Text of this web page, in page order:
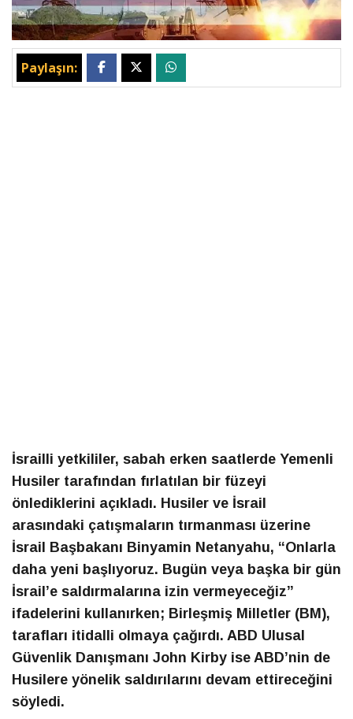
Paylaşın:
İsrailli yetkililer, sabah erken saatlerde Yemenli
Husiler tarafından fırlatılan bir füzeyi
önlediklerini açıkladı. Husiler ve İsrail
arasındaki çatışmaların tırmanması üzerine
İsrail Başbakanı Binyamin Netanyahu, “Onlarla
daha yeni başlıyoruz. Bugün veya başka bir gün
İsrail’e saldırmalarına izin vermeyeceğiz”
ifadelerini kullanırken; Birleşmiş Milletler (BM),
tarafları itidalli olmaya çağırdı. ABD Ulusal
Güvenlik Danışmanı John Kirby ise ABD’nin de
Husilere yönelik saldırılarını devam ettireceğini
söyledi.